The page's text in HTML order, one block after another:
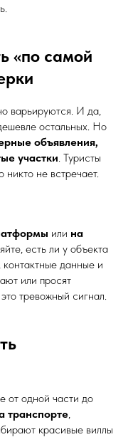
«по самой
варьируются. И да,
остальных. Но
объявления,
участки. Туристы
никто не встречает.
или на
есть ли у объекта
контактные данные и
или просят
тревожный сигнал.
от одной части до
транспорте,
красивые виллы